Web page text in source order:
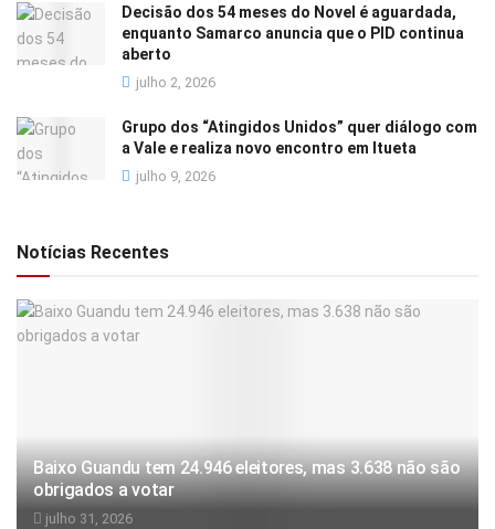
Decisão dos 54 meses do Novel é aguardada,
enquanto Samarco anuncia que o PID continua
aberto
julho 2, 2026
Grupo dos “Atingidos Unidos” quer diálogo com
a Vale e realiza novo encontro em Itueta
julho 9, 2026
Notícias Recentes
Baixo Guandu tem 24.946 eleitores, mas 3.638 não são
obrigados a votar
julho 31, 2026